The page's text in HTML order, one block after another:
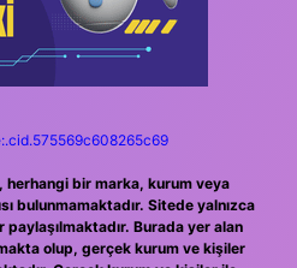
herhangi bir marka, kurum veya
bulunmamaktadır. Sitede yalnızca
paylaşılmaktadır. Burada yer alan
olup, gerçek kurum ve kişiler